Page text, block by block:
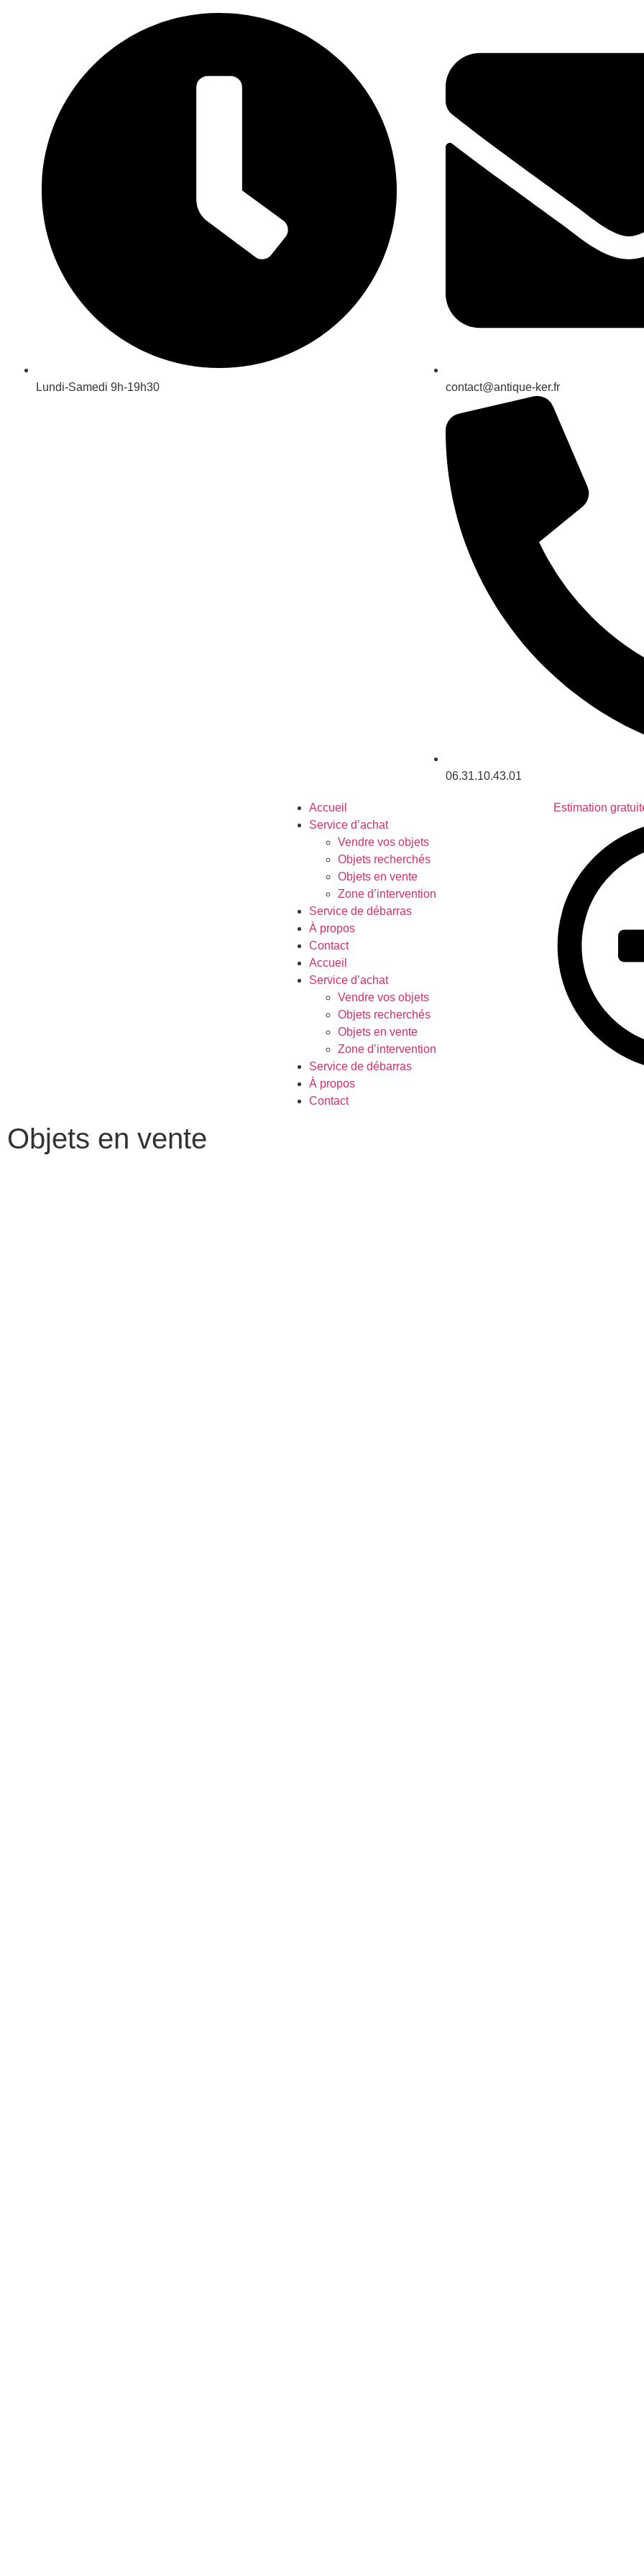
Lundi-Samedi 9h-19h30 contact@antique-ker.fr
06.31.10.43.01
Accueil
Service d’achat
Vendre vos objets
Objets recherchés
Objets en vente
Zone d’intervention
Service de débarras
À propos
Contact
Accueil
Service d’achat
Vendre vos objets
Objets recherchés
Objets en vente
Zone d’intervention
Service de débarras
À propos
Contact
Estimation
Objets en vente